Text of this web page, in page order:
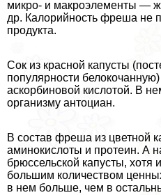
микро- и макроэлементы —
др. Калорийность фреша не
продукта.
Сок из красной капусты
популярности
аскорбиновой кислотой. В
организму антоциан.
В состав фреша из цветной
аминокислоты и протеин. А
брюссельской капусты, хотя
большим количеством
в нем больше, чем в